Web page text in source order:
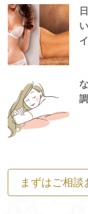
まずはご相